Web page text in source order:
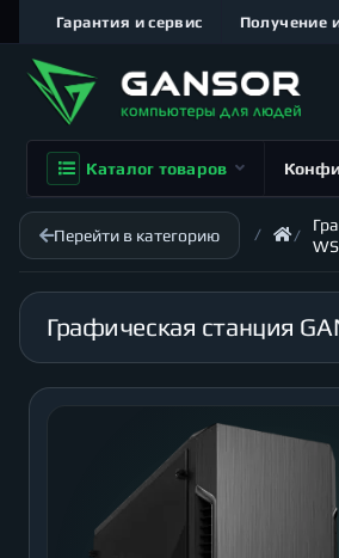
Гарантия и сервис Получение
Каталог товаров
Перейти в категорию